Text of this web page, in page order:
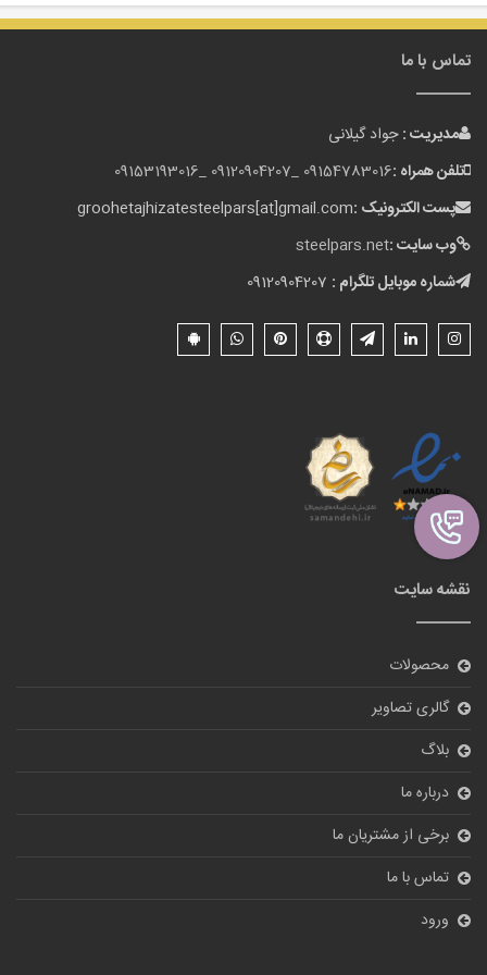
تماس با ما
مدیریت :جواد گیلانی
تلفن همراه :09154783016 _
09120904207 _
09153193016
پست الکترونیک :groohetajhizatesteelpars[at]gmail.com
وب سایت :steelpars.net
شماره موبایل تلگرام :
نقشه سایت
محصولات
گالری تصاویر
بلاگ
درباره ما
برخی از مشتریان ما
تماس با ما
ورود